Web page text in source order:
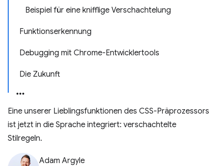
Beispiel für eine knifflige Verschachtelung
Funktionserkennung
Debugging mit Chrome-Entwicklertools
Die Zukunft
Eine unserer Lieblingsfunktionen des CSS-Präprozessors
ist jetzt in die Sprache integriert: verschachtelte
Stilregeln.
Adam Argyle